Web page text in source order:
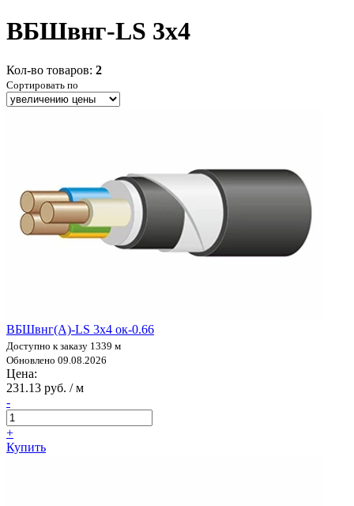
ВБШвнг-LS 3x4
Кол-во товаров: 2
Сортировать по
ВБШвнг(А)-LS 3х4 ок-0.66
Доступно к заказу 1339 м
Обновлено 09.08.2026
Цена:
231.13 руб. / м
-
+
Купить